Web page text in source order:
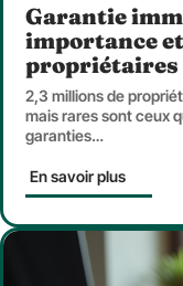
Garantie
importance
propriétaires
2,3 millions de
mais rares sont ceux
garanties…
En savoir plus